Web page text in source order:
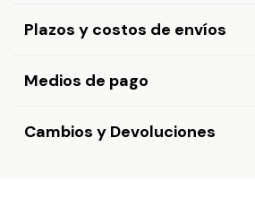
Plazos y costos de envíos
Medios de pago
Cambios y Devoluciones